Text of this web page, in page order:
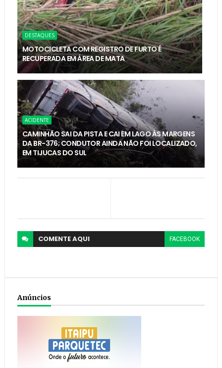
DESTAQUES
MOTOCICLETA COM REGISTRO DE FURTO É
RECUPERADA EM ÁREA DE MATA
ACIDENTE
CAMINHÃO SAI DA PISTA E CAI EM LAGO ÀS MARGENS
DA BR-376; CONDUTOR AINDA NÃO FOI LOCALIZADO,
EM TIJUCAS DO SUL
COMENTEAQUI FACEBOOK
Anúncios